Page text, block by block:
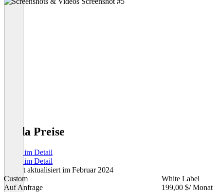
Duda Preise
Preise im Detail
Preise im Detail
Zuletzt aktualisiert im Februar 2024
Custom
Auf Anfrage
White Label
199,00 $/ Monat